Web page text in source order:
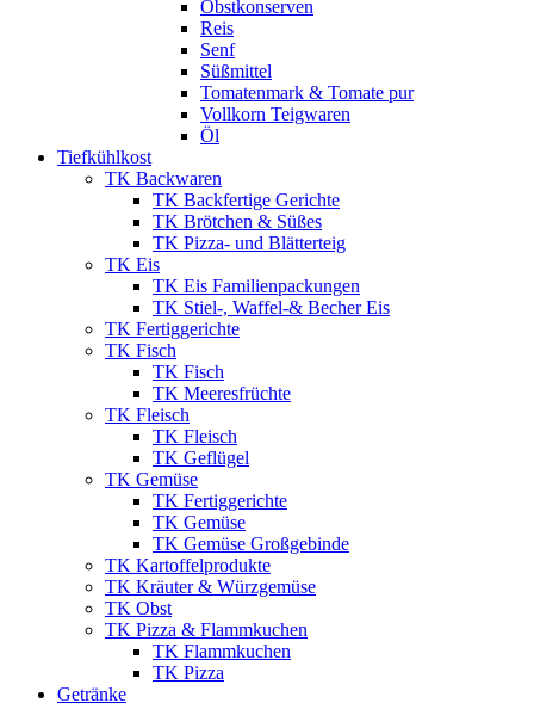
Obstkonserven
Reis
Senf
Süßmittel
Tomatenmark & Tomate pur
Vollkorn Teigwaren
Öl
Tiefkühlkost
TK Backwaren
TK Backfertige Gerichte
TK Brötchen & Süßes
TK Pizza- und Blätterteig
TK Eis
TK Eis Familienpackungen
TK Stiel-, Waffel-& Becher Eis
TK Fertiggerichte
TK Fisch
TK Fisch
TK Meeresfrüchte
TK Fleisch
TK Fleisch
TK Geflügel
TK Gemüse
TK Fertiggerichte
TK Gemüse
TK Gemüse Großgebinde
TK Kartoffelprodukte
TK Kräuter & Würzgemüse
TK Obst
TK Pizza & Flammkuchen
TK Flammkuchen
TK Pizza
Getränke